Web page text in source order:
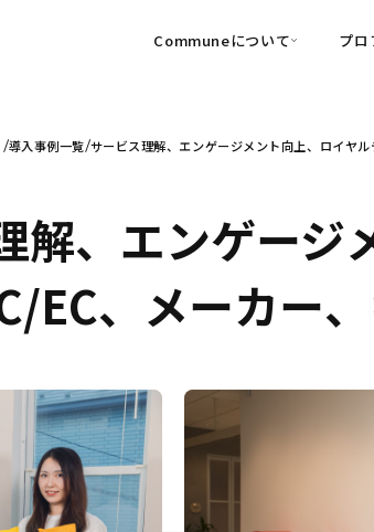
Communeについて
可視化
・Commune Voice
信頼を醸成する信頼起点経営基盤
・Commune CRM（旧：
SuccessHub）
・Commune for Work
プロ
導入事例一覧 サービス理解、エンゲージメント向上、ロイヤ
解、エンゲージ
EC、メーカー